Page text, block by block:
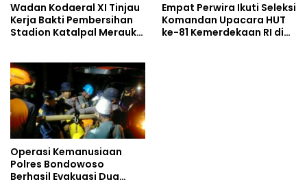
Wadan Kodaeral XI Tinjau
Kerja Bakti Pembersihan
Stadion Katalpal Merauke,
Empat Perwira Ikuti Seleksi
Komandan Upacara HUT
ke-81 Kemerdekaan RI di
Operasi Kemanusiaan
Polres Bondowoso
Berhasil Evakuasi Dua